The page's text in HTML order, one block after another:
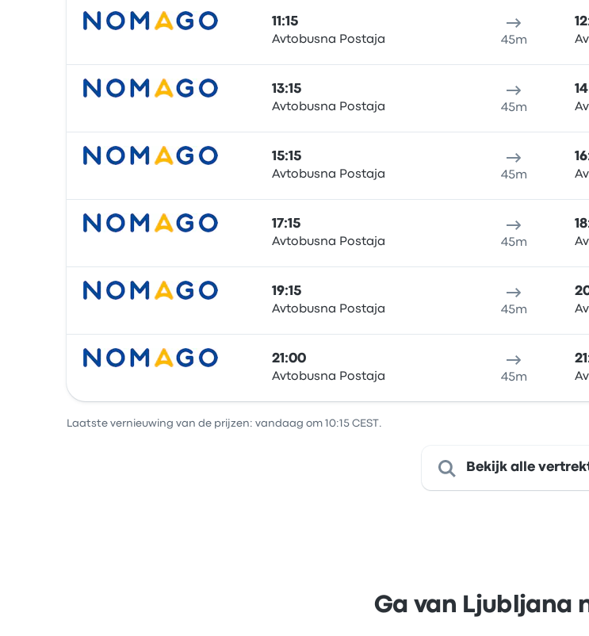
11:15
Avtobusna Postaja 45m
13:15
Avtobusna Postaja 45m
15:15
Avtobusna Postaja 45m
17:15
Avtobusna Postaja 45m
19:15
Avtobusna Postaja 45m
21:00
Avtobusna Postaja 45m
Laatste vernieuwing van de prijzen: vandaag om 10:15 CEST.
Bekijk alle
Ga van Ljubljana